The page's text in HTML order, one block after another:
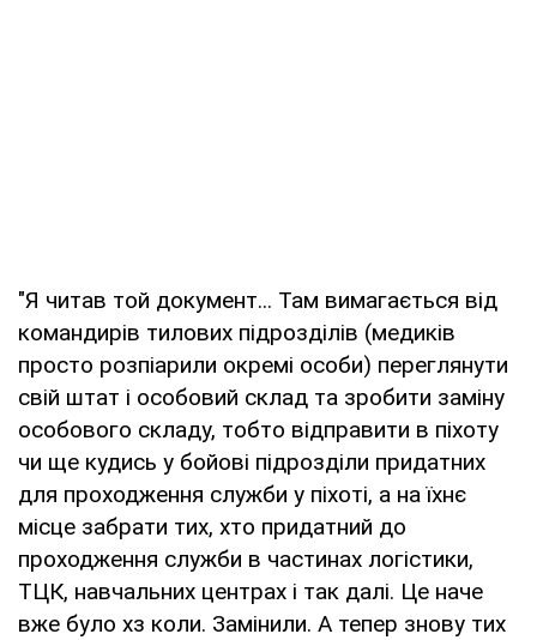
"Я читав той документ... Там вимагається від
командирів тилових підрозділів (медиків
просто розпіарили окремі особи) переглянути
свій штат і особовий cклад та зробити заміну
особового складу, тобто відправити в піхоту
чи ще кудись у бойові підрозділи придатних
для проходження служби у піхоті, а на їхнє
місце забрати тих, хто придатний до
проходження служби в частинах логістики,
ТЦК, навчальних центрах і так далі. Це наче
вже було хз коли. Замінили. А тепер знову тих